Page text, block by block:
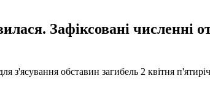
Зафіксовані численні
з'ясування обставин загибель 2 квітня